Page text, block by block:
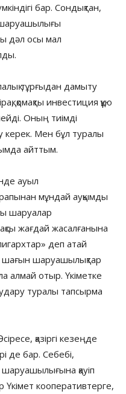
бар. Сондықтан,
дәл осы мал
тұрғыдан дамыту
қомақты инвестиция құю
Оның тиімді
керек. Мен бұл туралы
айттым.
ауыл
мұндай ауқымды
шаруалар
жағдай жасалғанына
деп атай
шағын шаруашылықтар
алмай отыр. Үкіметке
туралы тапсырма
қазіргі кезеңде
де бар. Себебі,
қауіп
Үкімет кооперативтерге,